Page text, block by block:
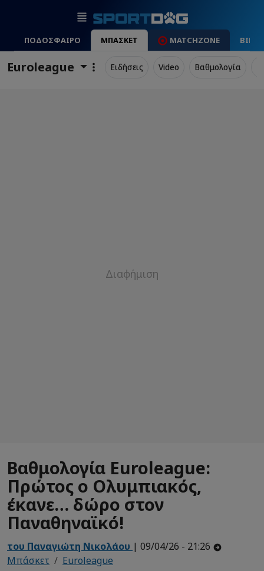
ΠΟΔΟΣΦΑΙΡΟ ΜΠΑΣΚΕΤ MATCHZONE
Euroleague Ειδήσεις Video Βαθμολογία
Βαθμολογία Euroleague:
Πρώτος ο Ολυμπιακός,
έκανε… δώρο στον
Παναθηναϊκό!
του Παναγιώτη Νικολάου | 09/04/26 - 21:26
Μπάσκετ
Euroleague